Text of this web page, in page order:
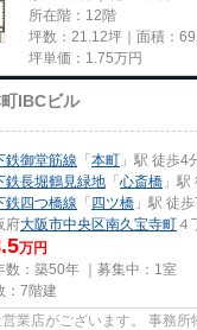
所在階：12階
坪数：21.12坪｜面積：
坪単価： 1.75万円
IBCビル
鉄御堂筋線 「本町 」駅 徒歩4
鉄長堀鶴見緑地 「心斎橋 」駅
鉄四つ橋線 「四ツ橋 」駅 徒
府大阪市中央区南久宝寺町 ４
万円
数：築50年 ｜募集中： 1室
：7階建
業店がございます。 事務所